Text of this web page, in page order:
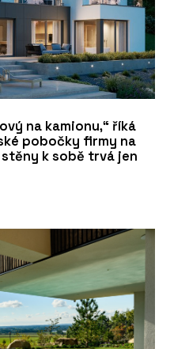
na kamionu,“ říká
pobočky firmy na
k sobě trvá jen